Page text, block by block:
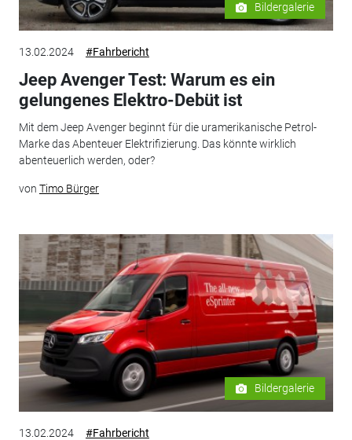
Bildergalerie
13.02.2024 #Fahrbericht
Jeep Avenger Test: Warum es ein
gelungenes Elektro-Debüt ist
Mit dem Jeep Avenger beginnt für die uramerikanische Petrol-
Marke das Abenteuer Elektrifizierung. Das könnte wirklich
abenteuerlich werden, oder?
von Timo Bürger
Bildergalerie
13.02.2024 #Fahrbericht